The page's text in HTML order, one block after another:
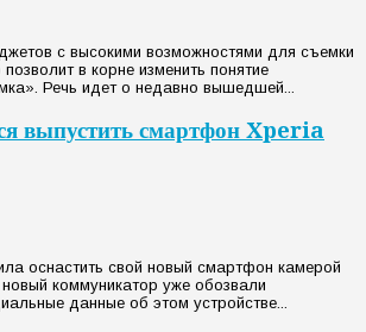
с высокими возможностями для съемки
в корне изменить понятие
Речь идет о недавно вышедшей...
выпустить смартфон Xperia
оснастить свой новый смартфон камерой
коммуникатор уже обозвали
данные об этом устройстве...